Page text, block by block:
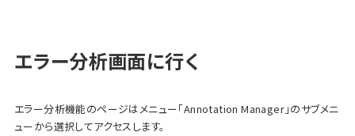
エラー分析画面に行く
エラー分析機能のページはメニュー「Annotation Manager」のサブメニ
ューから選択してアクセスします。